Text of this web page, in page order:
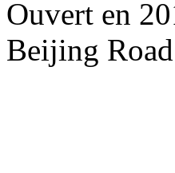
Ouvert en
Beijing